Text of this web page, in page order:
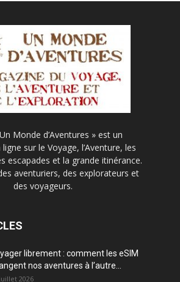
Monde d’Aventures » est un
sur le Voyage, l’Aventure, les
escapades et la grande itinérance.
aventuriers, des explorateurs et
des voyageurs.
librement : comment les eSIM
nos aventures à l’autre...
2026